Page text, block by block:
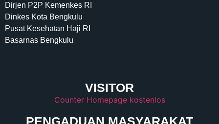
Dirjen P2P Kemenkes RI
Dinkes Kota Bengkulu
Pusat Kesehatan Haji RI
Basarnas Bengkulu
VISITOR
Counter Homepage kostenlos
PENGADUAN MASYARAKAT